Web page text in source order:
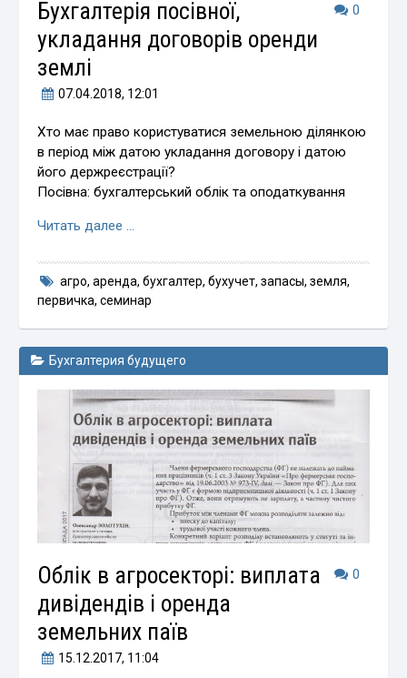
0
Бухгалтерія посівної,
укладання договорів оренди
землі
07.04.2018, 12:01
Хто має право користуватися земельною ділянкою
в період між датою укладання договору і датою
його держреєстрації?
Посівна: бухгалтерський облік та оподаткування
Читать далее …
агро, аренда, бухгалтер, бухучет, запасы, земля,
первичка,семинар
Бухгалтерия будущего
0
Облік в агросекторі: виплата
дивідендів і оренда
земельних паїв
15.12.2017, 11:04